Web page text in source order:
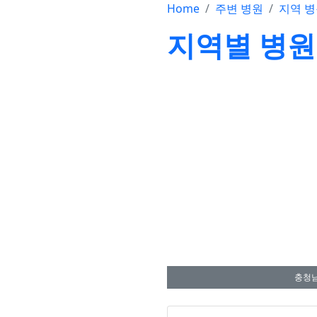
Home 주변 병원 지역
지역별 병
충청